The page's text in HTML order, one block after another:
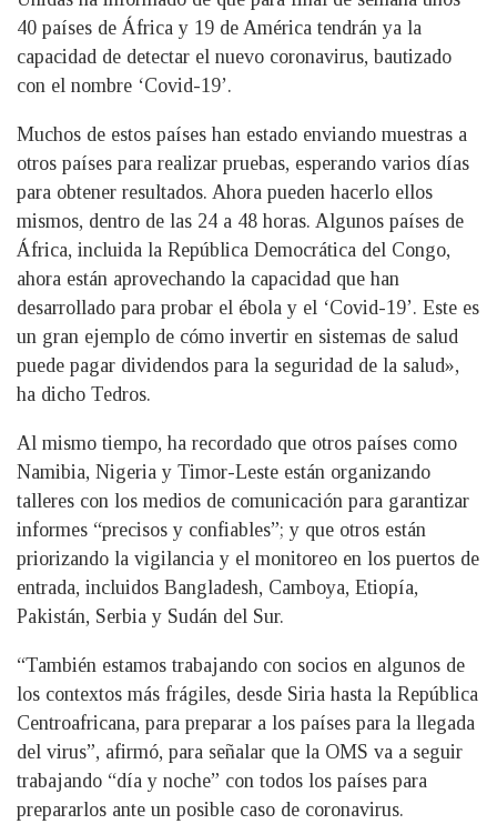
40 países de África y 19 de América tendrán ya la
capacidad de detectar el nuevo coronavirus, bautizado
con el nombre ‘Covid-19’.
Muchos de estos países han estado enviando muestras a
otros países para realizar pruebas, esperando varios días
para obtener resultados. Ahora pueden hacerlo ellos
mismos, dentro de las 24 a 48 horas. Algunos países de
África, incluida la República Democrática del Congo,
ahora están aprovechando la capacidad que han
desarrollado para probar el ébola y el ‘Covid-19’. Este es
un gran ejemplo de cómo invertir en sistemas de salud
puede pagar dividendos para la seguridad de la salud»,
ha dicho Tedros.
Al mismo tiempo, ha recordado que otros países como
Namibia, Nigeria y Timor-Leste están organizando
talleres con los medios de comunicación para garantizar
informes “precisos y confiables”; y que otros están
priorizando la vigilancia y el monitoreo en los puertos de
entrada, incluidos Bangladesh, Camboya, Etiopía,
Pakistán, Serbia y Sudán del Sur.
“También estamos trabajando con socios en algunos de
los contextos más frágiles, desde Siria hasta la República
Centroafricana, para preparar a los países para la llegada
del virus”, afirmó, para señalar que la OMS va a seguir
trabajando “día y noche” con todos los países para
prepararlos ante un posible caso de coronavirus.